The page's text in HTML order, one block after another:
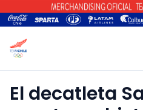
El decatleta